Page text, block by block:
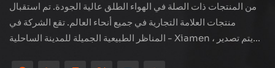
من المنتجات ذات الصلة في الهواء الطلق عالية الجودة. تم استقبال
منتجات العلامة التجارية في جميع أنحاء العالم. تقع الشركة في
المناظر الطبيعية الجميلة للمدينة الساحلية - Xiamen ، يتم تصدير